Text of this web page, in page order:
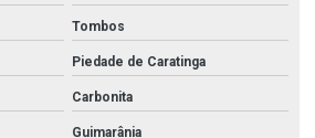
Tombos
Piedade de Caratinga
Carbonita
Guimarânia